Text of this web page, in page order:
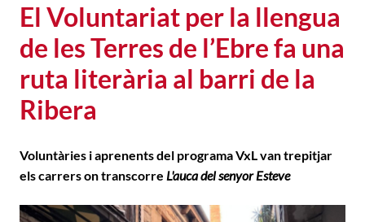
El Voluntariat per la llengua
de les Terres de l’Ebre fa una
ruta literària al barri de la
Ribera
Voluntàries i aprenents del programa VxL van trepitjar
els carrers on transcorre L'auca del senyor Esteve